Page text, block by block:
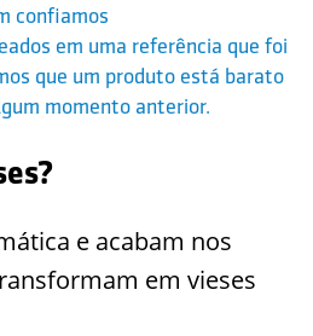
confiamos
em uma referência que foi
que um produto está barato
momento anterior.
e acabam nos
em vieses